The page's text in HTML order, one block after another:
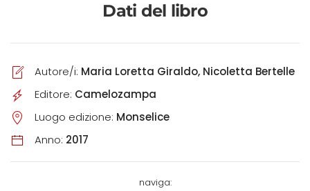
Dati del libro
Autore/i: Maria Loretta Giraldo, Nicoletta Bertelle
Editore: Camelozampa
Luogo edizione: Monselice
Anno: 2017
naviga: